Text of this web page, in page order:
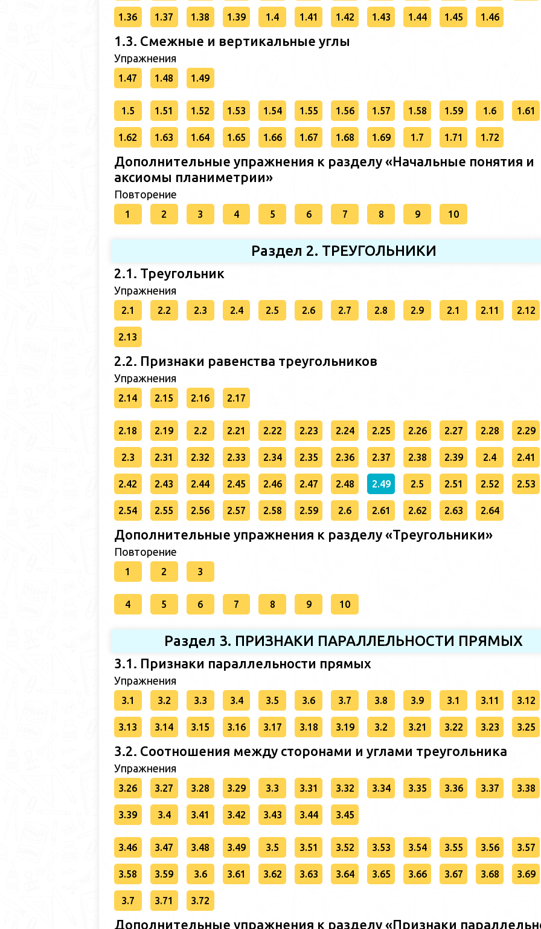
1.36 1.37 1.38 1.39 1.4 1.41 1.42 1.43 1.44 1.45 1.46
1.3. Смежные и вертикальные углы
Упражнения
1.47 1.48 1.49
1.5 1.51 1.52 1.53 1.54 1.55 1.56 1.57 1.58 1.59 1.6 1.61
1.62 1.63 1.64 1.65 1.66 1.67 1.68 1.69 1.7 1.71 1.72
Дополнительные упражнения к разделу «Начальные понятия и
аксиомы планиметрии»
Повторение
1 2 3 4 5 6 7 8 9 10
Раздел 2. ТРЕУГОЛЬНИКИ
2.1. Треугольник
Упражнения
2.1 2.2 2.3 2.4 2.5 2.6 2.7 2.8 2.9 2.1 2.11 2.12
2.13
2.2. Признаки равенства треугольников
Упражнения
2.14 2.15 2.16 2.17
2.18 2.19 2.2 2.21 2.22 2.23 2.24 2.25 2.26 2.27 2.28 2.29
2.3 2.31 2.32 2.33 2.34 2.35 2.36 2.37 2.38 2.39 2.4 2.41
2.42 2.43 2.44 2.45 2.46 2.47 2.48 2.49 2.5 2.51 2.52 2.53
2.54 2.55 2.56 2.57 2.58 2.59 2.6 2.61 2.62 2.63 2.64
Дополнительные упражнения к разделу «Треугольники»
Повторение
1 2 3
4 5 6 7 8 9 10
Раздел 3. ПРИЗНАКИ ПАРАЛЛЕЛЬНОСТИ ПРЯМЫХ
3.1. Признаки параллельности прямых
Упражнения
3.1 3.2 3.3 3.4 3.5 3.6 3.7 3.8 3.9 3.1 3.11 3.12
3.13 3.14 3.15 3.16 3.17 3.18 3.19 3.2 3.21 3.22 3.23 3.25
3.2. Соотношения между сторонами и углами треугольника
Упражнения
3.26 3.27 3.28 3.29 3.3 3.31 3.32 3.34 3.35 3.36 3.37 3.38
3.39 3.4 3.41 3.42 3.43 3.44 3.45
3.46 3.47 3.48 3.49 3.5 3.51 3.52 3.53 3.54 3.55 3.56 3.57
3.58 3.59 3.6 3.61 3.62 3.63 3.64 3.65 3.66 3.67 3.68 3.69
3.7 3.71 3.72
Дополнительные упражнения к разделу «Признаки